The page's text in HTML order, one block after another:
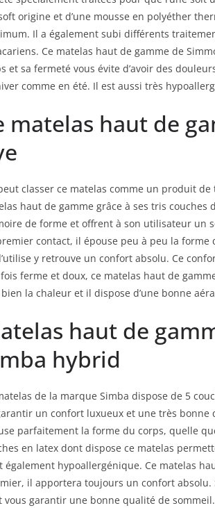
origine et d’une mousse en polyéther
Il a également subi différents
Ce matelas haut de gamme de
et sa fermeté vous évite d’avoir des
comme en été. Il est aussi très
matelas haut de
classer ce matelas comme un produit
haut de gamme grâce à ses tris
de forme et offrent à son utilisateur un
contact, il épouse peu à peu la
y retrouve un confort absolu. Ce
ferme et doux, ce matelas haut de
la chaleur et il dispose d’une bonne
haut de
hybrid
de la marque Simba dispose de 5
un confort luxueux et une très bonne
parfaitement la forme du corps, quelle
en latex dont dispose ce matelas
également hypoallergénique. Ce matelas
il apportera toujours un confort
vous garantir une bonne qualité de sommeil.